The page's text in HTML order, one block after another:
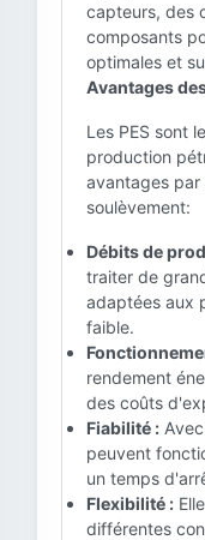
capteurs, des
composants
optimales et
Avantages
Les PES sont
production
avantages
soulèvement:
Débits de
traiter de
adaptées aux
faible.
rendement
des coûts
Fiabilité :
peuvent
un temps
Flexibilité :
différentes